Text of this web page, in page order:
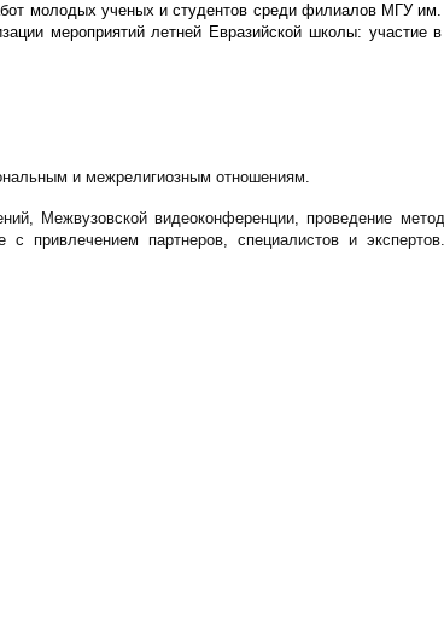
молодых ученых и студентов среди филиалов МГУ
мероприятий летней Евразийской школы: участие
и межрелигиозным отношениям.
Межвузовской видеоконференции, проведение
партнеров, специалистов и